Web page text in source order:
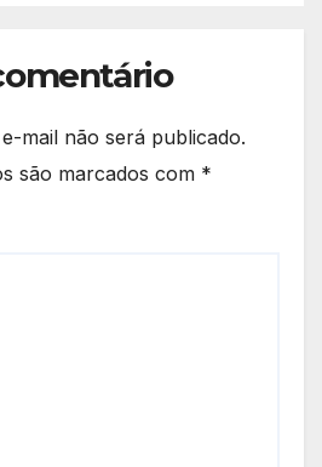
mail não será publicado.
são marcados com *